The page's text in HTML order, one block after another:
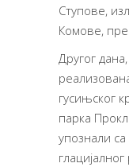
Ступове,
Комове,
Другог
гусињског
парка
упознали